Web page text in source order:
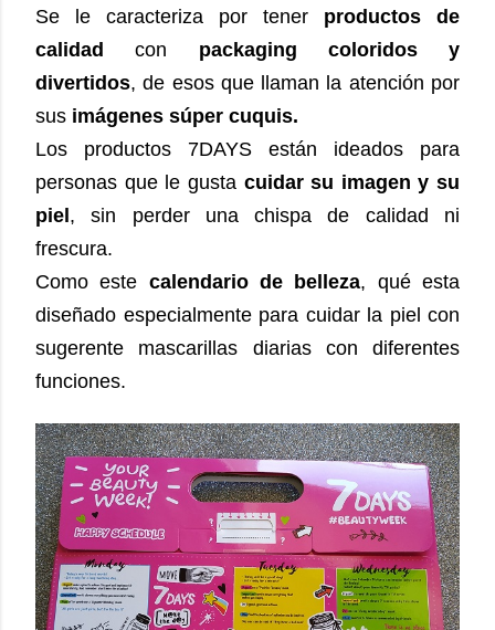
Se le caracteriza por tener productos de
calidad con packaging coloridos y
divertidos, de esos que llaman la atención por
sus imágenes súper cuquis.
Los productos 7DAYS están ideados para
personas que le gusta cuidar su imagen y su
piel, sin perder una chispa de calidad ni
frescura.
Como este calendario de belleza, qué esta
diseñado especialmente para cuidar la piel con
sugerente mascarillas diarias con diferentes
funciones.